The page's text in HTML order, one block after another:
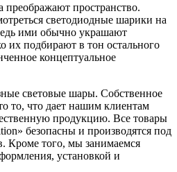
пространство.
светодиодные шарики на
ими обычно украшают
их подбирают в тон остального
концептуальное
световые шары. Собственное
то, что дает нашим клиентам
продукцию. Все товары
безопасны и производятся под
Кроме того, мы занимаемся
установкой и